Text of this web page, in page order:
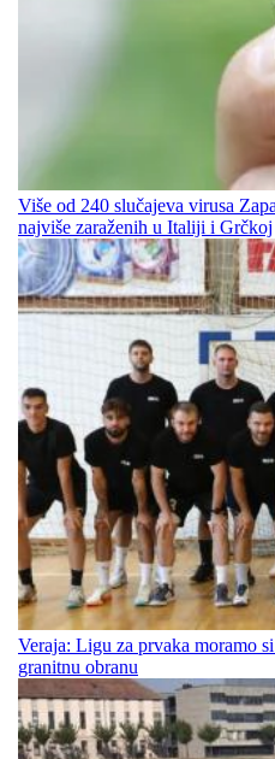
Više od 240 slučajeva virusa
najviše zaraženih u Italiji i Grčkoj
Veraja: Ligu za prvaka moramo
granitnu obranu